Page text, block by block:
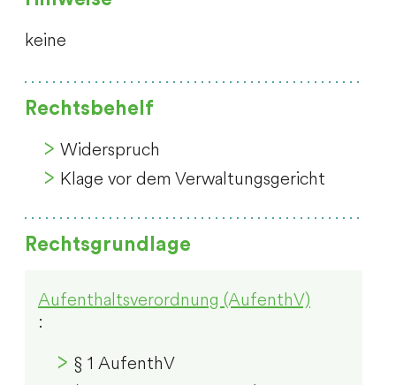
keine
Rechtsbehelf
Widerspruch
Klage vor dem Verwaltungsgericht
Rechtsgrundlage
Aufenthaltsverordnung (AufenthV)
:
§ 1 AufenthV